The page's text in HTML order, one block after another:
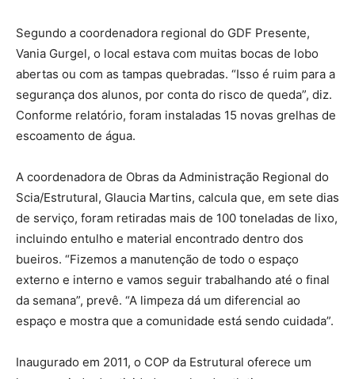
Segundo a coordenadora regional do GDF Presente,
Vania Gurgel, o local estava com muitas bocas de lobo
abertas ou com as tampas quebradas. “Isso é ruim para a
segurança dos alunos, por conta do risco de queda”, diz.
Conforme relatório, foram instaladas 15 novas grelhas de
escoamento de água.
A coordenadora de Obras da Administração Regional do
Scia/Estrutural, Glaucia Martins, calcula que, em sete dias
de serviço, foram retiradas mais de 100 toneladas de lixo,
incluindo entulho e material encontrado dentro dos
bueiros. “Fizemos a manutenção de todo o espaço
externo e interno e vamos seguir trabalhando até o final
da semana”, prevê. “A limpeza dá um diferencial ao
espaço e mostra que a comunidade está sendo cuidada”.
Inaugurado em 2011, o COP da Estrutural oferece um